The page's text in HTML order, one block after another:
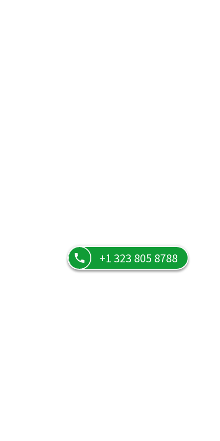
+1 323 805 8788